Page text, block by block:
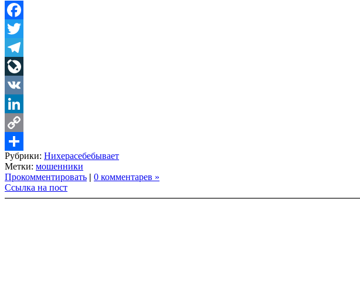
Facebook
Twitter
Telegram
LiveJournal
VK
LinkedIn
Copy
Link
Share
Рубрики: Нихерасебебывает
Метки: мошенники
Прокомментировать | 0 комментарев »
Ссылка на пост